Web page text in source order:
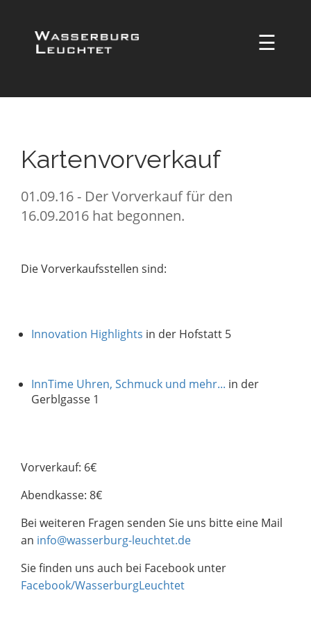
☰
Kartenvorverkauf
01.09.16 - Der Vorverkauf für den
16.09.2016 hat begonnen.
Die Vorverkaufsstellen sind:
Innovation Highlights in der Hofstatt 5
InnTime Uhren, Schmuck und mehr... in der
Gerblgasse 1
Vorverkauf: 6€
Abendkasse: 8€
Bei weiteren Fragen senden Sie uns bitte eine Mail
an info@wasserburg-leuchtet.de
Sie finden uns auch bei Facebook unter
Facebook/WasserburgLeuchtet